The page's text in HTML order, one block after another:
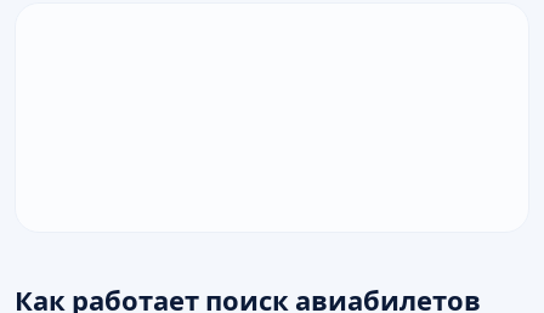
Как работает поиск авиабилетов